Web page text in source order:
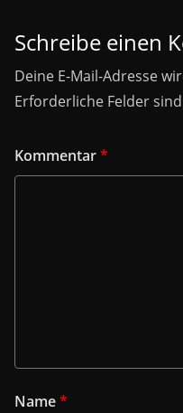
Schreibe einen
Deine E-Mail-Adresse
Erforderliche Felder
Kommentar*
Name*